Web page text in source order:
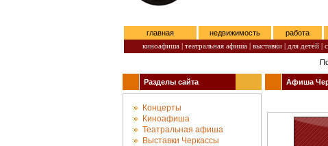
главная недвижимость работа
киноафиша | театральная афиша | выставки | для детей |
Разделы сайта
Концерты
Киноафиша
Театральная афиша
Выставки Черкассы
Афиша